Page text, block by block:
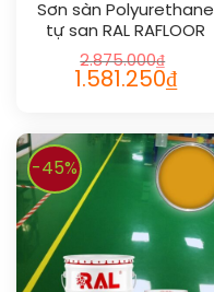
Sơn sàn Polyurethane
tự san RAL RAFLOOR
SHIELD SL 1013
2.875.000₫
1.581.250₫
-45%